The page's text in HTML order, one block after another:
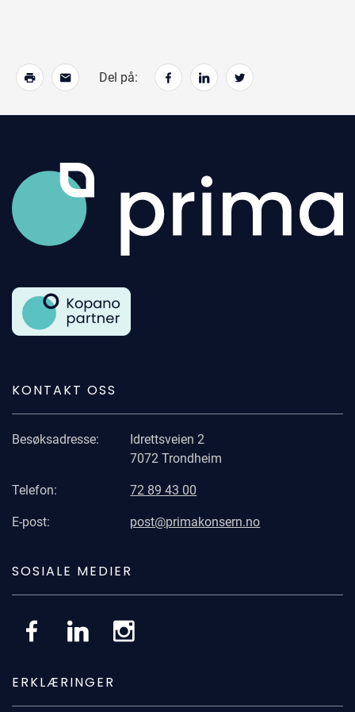
Skriv utTips en venn
Del på:
Del på Facebook
Del på LinkedIn
Del på Twitter
Gå til forsiden
KONTAKT OSS
Besøksadresse:
Idrettsveien 2
7072 Trondheim
Telefon: 72 89 43 00
E-post: post@primakonsern.no
SOSIALE MEDIER
Gå til Facebook
Gå til LinkedIn
Gå til Instagram
ERKLÆRINGER